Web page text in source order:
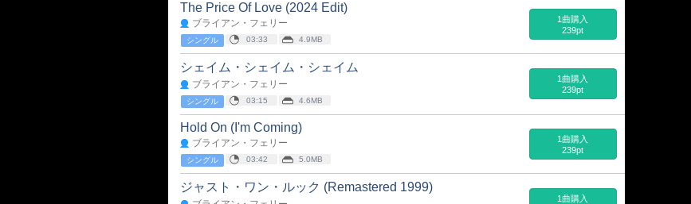
The Price Of Love (2024 Edit)
ブライアン・フェリー
シングル 03:33 4.9MB
1曲購入
239pt
シェイム・シェイム・シェイム
ブライアン・フェリー
シングル 03:15 4.6MB
1曲購入
239pt
Hold On (I'm Coming)
ブライアン・フェリー
シングル 03:42 5.0MB
1曲購入
239pt
ジャスト・ワン・ルック (Remastered 1999)
1曲購入